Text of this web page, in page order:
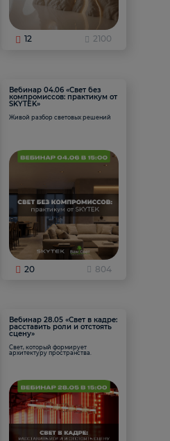
12 2100
Вебинар 04.06 «Свет без
компромиссов: практикум от
SKYTEK»
Живой разбор световых решений
20 804
Вебинар 28.05 «Свет в кадре:
расставить роли и отстоять
сцену»
Свет, который формирует
архитектуру пространства.